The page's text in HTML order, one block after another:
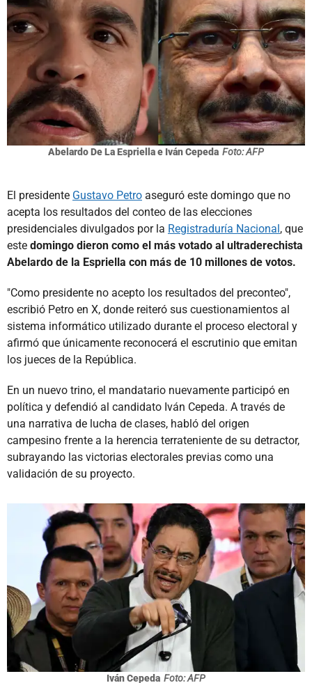
Abelardo De La Espriella e Iván Cepeda Foto: AFP
El presidente Gustavo Petro aseguró este domingo que no
acepta los resultados del conteo de las elecciones
presidenciales divulgados por la Registraduría Nacional , que
este domingo dieron como el más votado al ultraderechista
Abelardo de la Espriella con más de 10 millones de votos.
"Como presidente no acepto los resultados del preconteo",
escribió Petro en X, donde reiteró sus cuestionamientos al
sistema informático utilizado durante el proceso electoral y
afirmó que únicamente reconocerá el escrutinio que emitan
los jueces de la República.
En un nuevo trino, el mandatario nuevamente participó en
política y defendió al candidato Iván Cepeda. A través de
una narrativa de lucha de clases, habló del origen
campesino frente a la herencia terrateniente de su detractor,
subrayando las victorias electorales previas como una
validación de su proyecto.
Iván Cepeda Foto: AFP